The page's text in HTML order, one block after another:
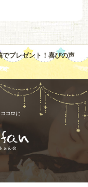
プレゼント！喜びの声